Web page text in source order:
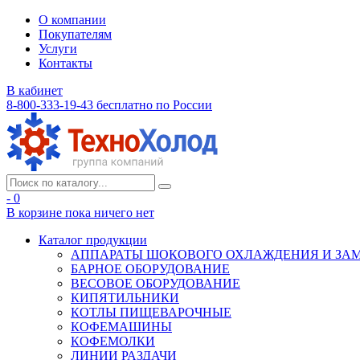
О компании
Покупателям
Услуги
Контакты
В кабинет
8-800-333-19-43 бесплатно по России
- 0
В корзине пока ничего нет
Каталог продукции
АППАРАТЫ ШОКОВОГО ОХЛАЖДЕНИЯ И
БАРНОЕ ОБОРУДОВАНИЕ
ВЕСОВОЕ ОБОРУДОВАНИЕ
КИПЯТИЛЬНИКИ
КОТЛЫ ПИЩЕВАРОЧНЫЕ
КОФЕМАШИНЫ
КОФЕМОЛКИ
ЛИНИИ РАЗДАЧИ